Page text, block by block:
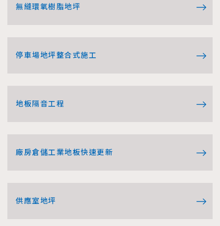
無縫環氧樹脂地坪
停車場地坪整合式施工
地板隔音工程
廠房倉儲工業地板快速更新
供應室地坪